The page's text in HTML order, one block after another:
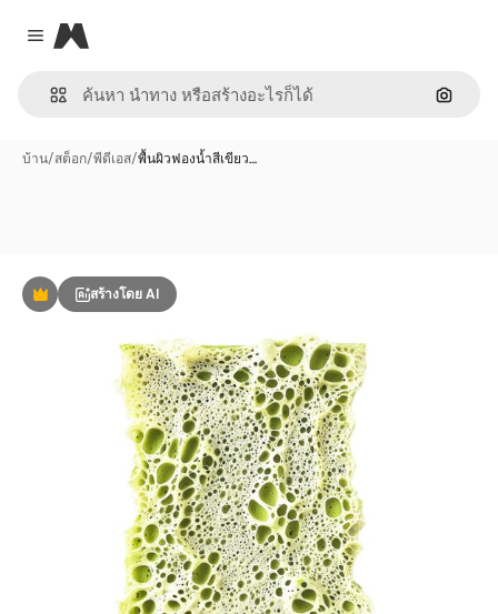
Close menu
Magnific
ค้นหา
บ้าน/สต็อก/พีดีเอส/พื้นผิวฟองน้ำสีเขียว…
พรีเมี่ยม สร้างโดย AI